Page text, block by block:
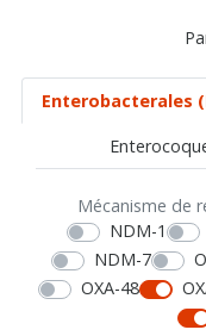
Enterobacterales
Mécanisme de
NDM-1
NDM-7
OXA-48